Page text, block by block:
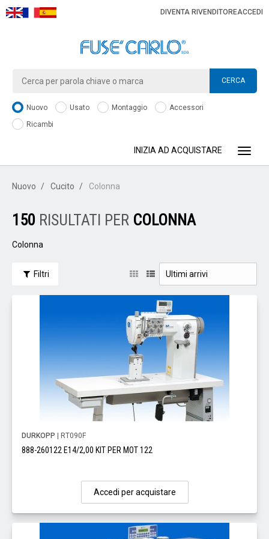
DIVENTA RIVENDITOREACCEDI
CERCA
Nuovo Usato Montaggio
Accessori
Ricambi
INIZIA AD ACQUISTARE
Nuovo Cucito Colonna
150 RISULTATI PER COLONNA
Colonna
Filtri
DURKOPP | RT090F
888-260122 E14/2,00 KIT PER MOT 122
Accedi per acquistare